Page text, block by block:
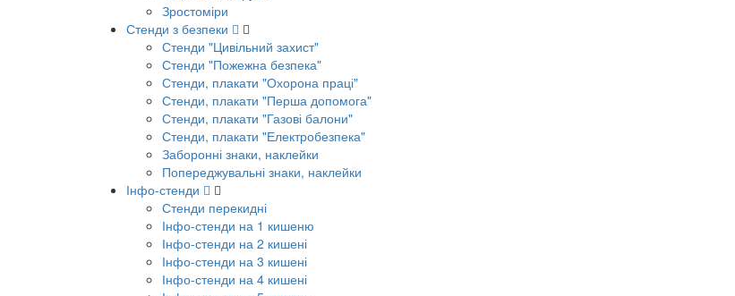
Зростоміри
Стенди з безпеки
Стенди "Цивільний захист"
Стенди "Пожежна безпека"
Стенди, плакати "Охорона праці"
Стенди, плакати "Перша допомога"
Стенди, плакати "Газові балони"
Стенди, плакати "Електробезпека"
Заборонні знаки, наклейки
Попереджувальні знаки, наклейки
Інфо-стенди
Стенди перекидні
Інфо-стенди на 1 кишеню
Інфо-стенди на 2 кишені
Інфо-стенди на 3 кишені
Інфо-стенди на 4 кишені